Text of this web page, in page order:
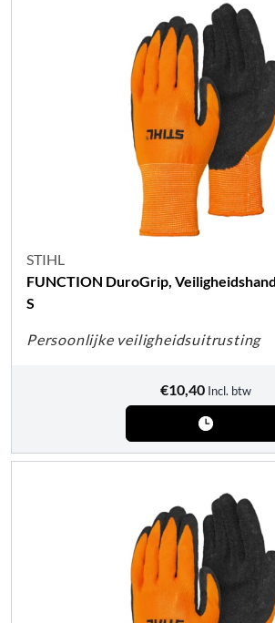
STIHL
FUNCTION DuroGrip,
S
Persoonlijke veiligheidsuitrusting
€10,40 Incl. btw